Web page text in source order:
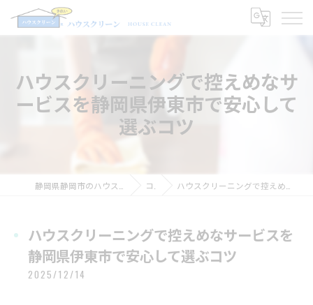
ハウスクリーニングで控えめなサ
ービスを静岡県伊東市で安心して
選ぶコツ
コラム ハウスクリーニングで控えめなサービスを静岡県伊東市で安心して選ぶコツ
ハウスクリーニングで控えめなサービスを
静岡県伊東市で安心して選ぶコツ
2025/12/14